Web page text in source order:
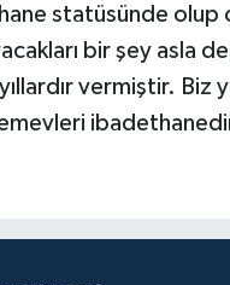
statüsünde olup
bir şey asla
vermiştir. Biz